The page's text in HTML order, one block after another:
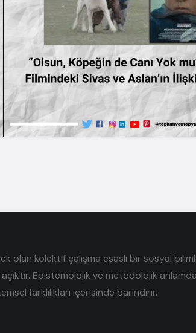
olan kolektif çalışma esaslı bir sosyal
Epistemolojik ve metodolojik
farklılıkları içerisinde barındırır.